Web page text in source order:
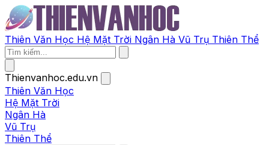
Thiên Văn Học Hệ Mặt Trời Ngân Hà Vũ Trụ Thiên Thể
Thienvanhoc.edu.vn
Thiên Văn Học
Hệ Mặt Trời
Ngân Hà
Vũ Trụ
Thiên Thể